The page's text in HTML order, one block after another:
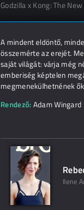
Godzilla x Kong: The
A mindent eldöntő,
összemérte az erejét.
saját világát: várja még
emberiség képtelen
megmenekülhetnének
Rendező: Adam Wingard
Ilene